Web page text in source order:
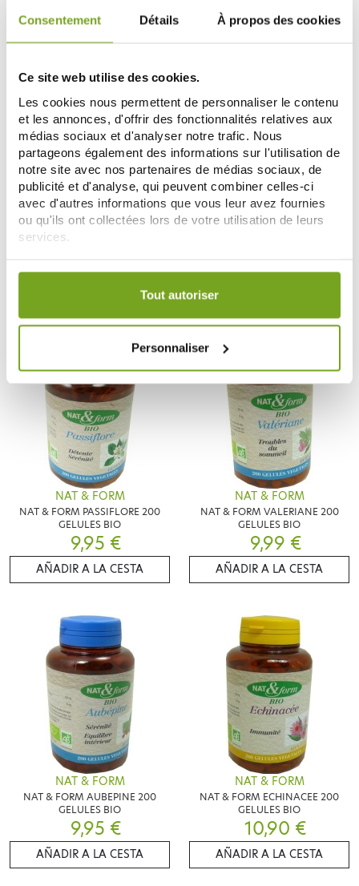
Consentement Détails À propos des cookies
Ce site web utilise des cookies.
Les cookies nous permettent de personnaliser le contenu
et les annonces, d'offrir des fonctionnalités relatives aux
médias sociaux et d'analyser notre trafic. Nous
partageons également des informations sur l'utilisation de
notre site avec nos partenaires de médias sociaux, de
publicité et d'analyse, qui peuvent combiner celles-ci
avec d'autres informations que vous leur avez fournies
ou qu'ils ont collectées lors de votre utilisation de leurs
services.
Votre choix de consentement est conservé pendant une
Tout autoriser
Personnaliser
NAT & FORM
NAT & FORM PISSENLIT 200
GELULES BIO
NAT & FORM
NAT & FORM BALLOTE 200
NAT & FORM
NAT & FORM PASSIFLORE 200
GELULES BIO
9,95 €
AÑADIR A LA CESTA
NAT & FORM
NAT & FORM VALERIANE 200
GELULES BIO
9,99 €
AÑADIR A LA CESTA
NAT & FORM
NAT & FORM AUBEPINE 200
GELULES BIO
9,95 €
AÑADIR A LA CESTA
NAT & FORM
NAT & FORM ECHINACEE 200
GELULES BIO
10,90 €
AÑADIR A LA CESTA